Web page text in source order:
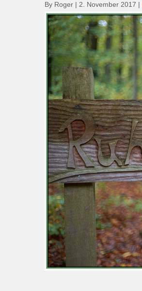
By Roger | 2. November 2017 |